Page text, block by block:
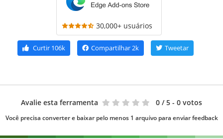
30,000+ usuários
Curtir 106k Compartilhar2k Tweetar
Avalie esta ferramenta 0 / 5 - 0 votos
Você precisa converter e baixar pelo menos 1 arquivo para enviar feedback